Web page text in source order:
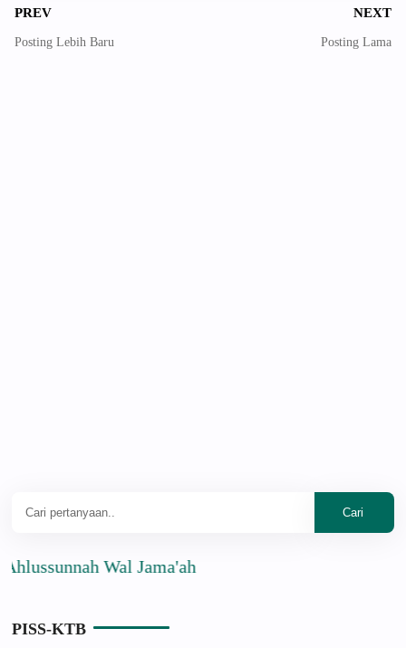
PREV
Posting Lebih Baru
NEXT
Posting Lama
Wal Jama'ah
PISS-KTB